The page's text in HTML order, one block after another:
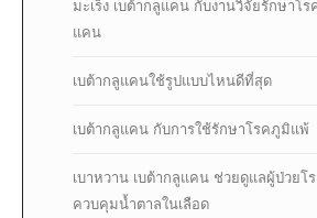
มะเร็ง เบต้ากลูแคน กับงานวิจัยรักษาโร
แคน
เบต้ากลูแคนใช้รูปแบบไหนดีที่สุด
เบต้ากลูแคน กับการใช้รักษาโรคภูมิแพ้
เบาหวาน เบต้ากลูแคน ช่วยดูแลผู้ป่วยโ
ควบคุมน้ำตาลในเลือด